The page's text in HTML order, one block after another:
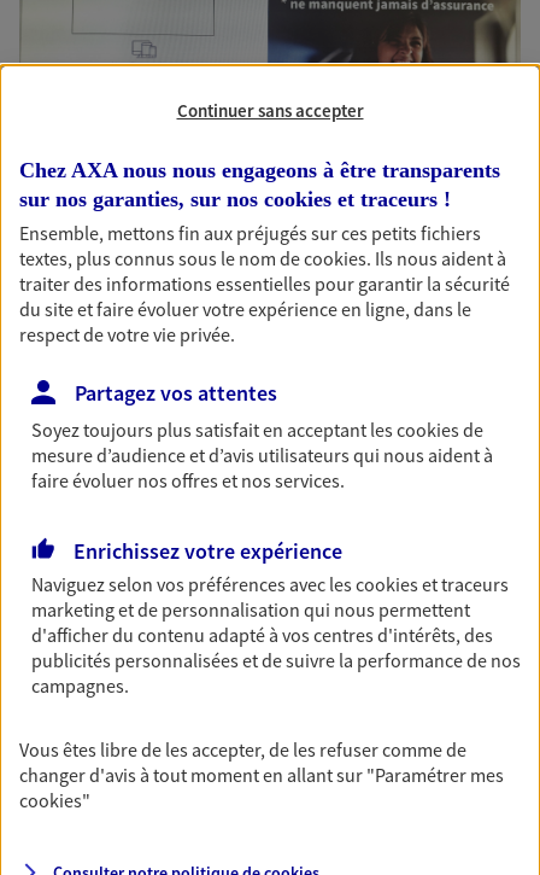
MON PACK ENTREPRENEUR
L'assurance tout en un qui veille sur vous et votre micro-entreprise
Nos offres phares
Fan de longs voyages ou petit rouleur, prenez la
route bien protégé. Assurez votre voiture avec le
contrat Mon Auto : une assurance qui roule pour
vous.
Découvrir l'offre Auto
Votre logement est unique, comme vous. Le
Continuer sans accepter
Chez AXA nous nous engageons à être transparents
sur nos garanties, sur nos cookies et traceurs !
Ensemble, mettons fin aux préjugés sur ces petits fichiers
textes, plus connus sous le nom decookies. Ils nous aident à
traiter des informations essentielles pour garantir la sécurité
du site et faire évoluer votre expérience en ligne, dans le
respect de votre vie privée.
Partagez vos attentes
Soyez toujours plus satisfait en acceptant lescookiesde
mesure d’audience et d’avis utilisateurs qui nous aident à
faire évoluer nos offres et nos services.
Enrichissez votre expérience
Naviguez selon vos préférences avec lescookies et traceurs
marketing et de personnalisation qui nous permettent
d'afficher du contenu adapté à vos centres d'intérêts, des
publicités personnalisées et de suivre la performance de nos
campagnes.
Vous êtes libre de les accepter, de les refuser comme de
changer d'avis à tout moment en allant sur "Paramétrer mes
cookies"